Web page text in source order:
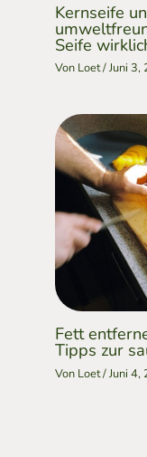
Kernseife
Seife
Von Loet/Juni
Fett
Tipps zur
Von Loet/Juni